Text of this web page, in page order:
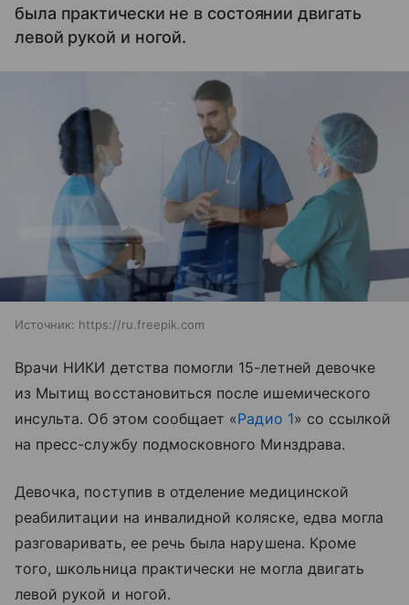
была практически не в состоянии двигать
левой рукой и ногой.
Источник: https://ru.freepik.com
Врачи НИКИ детства помогли 15-летней девочке
из Мытищ восстановиться после ишемического
инсульта. Об этом сообщает «Радио 1» со ссылкой
на пресс-службу подмосковного Минздрава.
Девочка, поступив в отделение медицинской
реабилитации на инвалидной коляске, едва могла
разговаривать, ее речь была нарушена. Кроме
того, школьница практически не могла двигать
левой рукой и ногой.